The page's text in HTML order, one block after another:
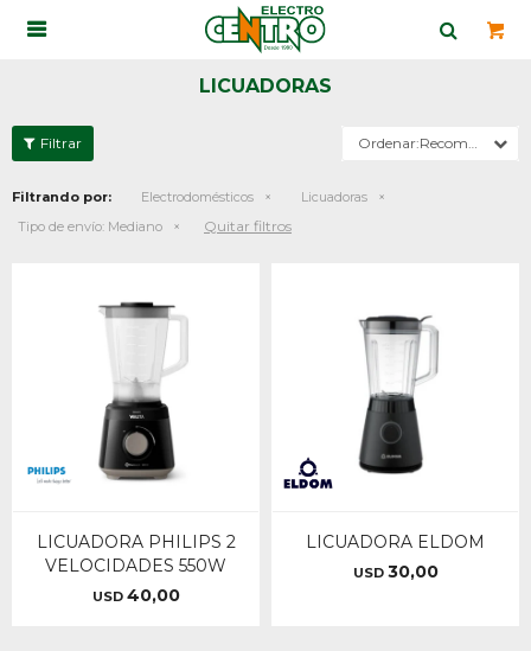

LICUADORAS
Recomendados
Filtrando por: Electrodomésticos
Licuadoras
Tipo de envío: Mediano Quitar filtros
LICUADORA PHILIPS 2
VELOCIDADES 550W
USD 40,00
LICUADORA ELDOM
USD 30,00